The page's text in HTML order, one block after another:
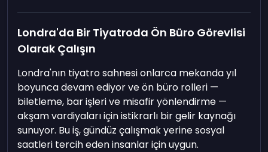
Londra'da Bir Tiyatroda Ön Büro Görevlisi
Olarak Çalışın
Londra'nın tiyatro sahnesi onlarca mekanda yıl
boyunca devam ediyor ve ön büro rolleri —
biletleme, bar işleri ve misafir yönlendirme —
akşam vardiyaları için istikrarlı bir gelir kaynağı
sunuyor. Bu iş, gündüz çalışmak yerine sosyal
saatleri tercih eden insanlar için uygun.